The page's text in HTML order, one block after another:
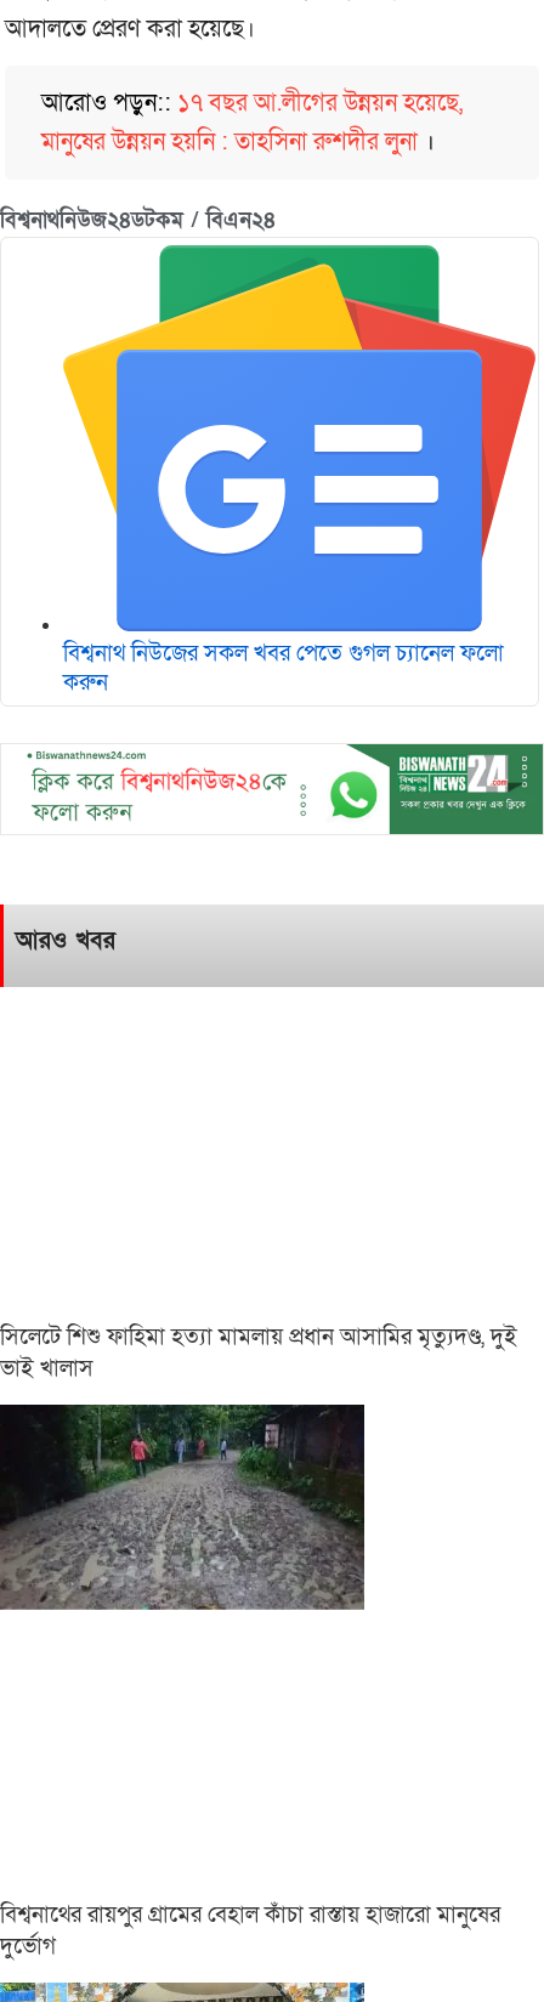
আদালতে প্রেরণ করা হয়েছে।
আরোও পড়ুন:: ১৭ বছর আ.লীগের উন্নয়ন হয়েছে,
মানুষের উন্নয়ন হয়নি : তাহসিনা রুশদীর লুনা।
বিশ্বনাথনিউজ২৪ডটকম / বিএন২৪
বিশ্বনাথ নিউজের সকল খবর পেতে গুগল চ‌্যানেল ফলো
করুন
আরও খবর
সিলেটে শিশু ফাহিমা হত্যা মামলায় প্রধান আসামির মৃত্যুদণ্ড, দুই
ভাই খালাস
বিশ্বনাথের রায়পুর গ্রামের বেহাল কাঁচা রাস্তায় হাজারো মানুষের
দুর্ভোগ